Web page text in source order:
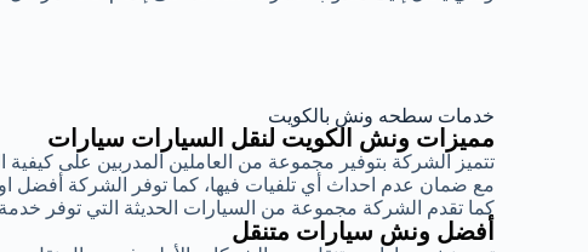
خدمات سطحه ونش بالكويت
مميزات ونش الكويت لنقل السيارات سيارات
تتميز الشركة بتوفير مجموعة من العاملين المدربين على
مع ضمان عدم احداث أي تلفيات فيها، كما توفر الشركة أفضل
كما تقدم الشركة مجموعة من السيارات الحديثة التي توفر
أفضل ونش سيارات متنقل